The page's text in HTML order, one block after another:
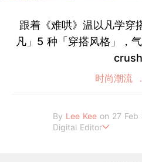
跟着《难哄》温以凡学穿
凡」5 种「穿搭风格」，
时尚潮流
By Lee Kee on 27 Feb
Digital Editor